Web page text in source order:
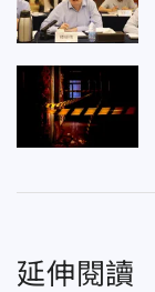
延伸閱讀